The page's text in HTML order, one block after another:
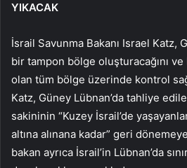
YIKACAK
İsrail Savunma Bakanı Israel Katz,
bir tampon bölge oluşturacağını
olan tüm bölge üzerinde kontrol
Katz, Güney Lübnan’da tahliye
sakininin “Kuzey İsrail’de
altına alınana kadar” geri
bakan ayrıca İsrail’in Lübnan’da